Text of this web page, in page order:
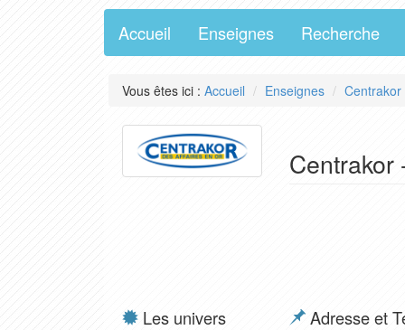
Accueil Enseignes Recherche
Vous êtes ici : Accueil Enseignes Centrakor
Centrakor
Les univers Adresse et